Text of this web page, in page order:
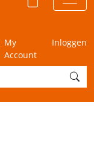
My
Account
Inloggen